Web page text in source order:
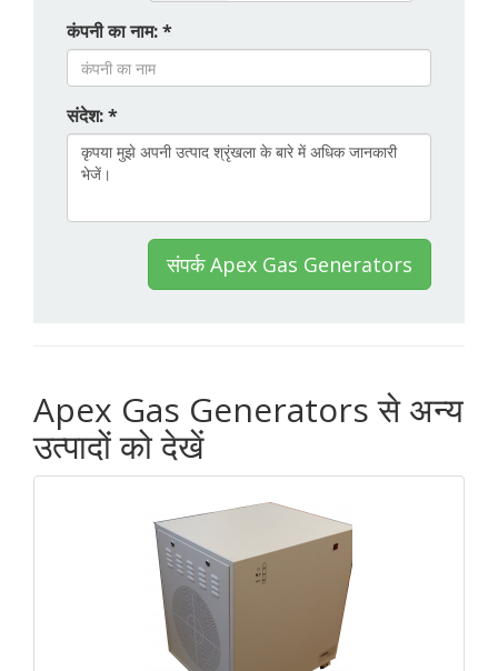
कंपनी का नाम: *
संदेश: *
संपर्क Apex Gas Generators
Apex Gas Generators से अन्य
उत्पादों को देखें